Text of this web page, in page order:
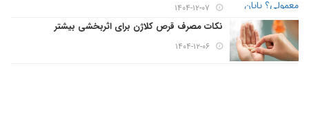
۱۴۰۴-۱۲-۰۷
نکات مصرف قرص کلاژن برای اثربخشی بیشتر
۱۴۰۴-۱۲-۰۶